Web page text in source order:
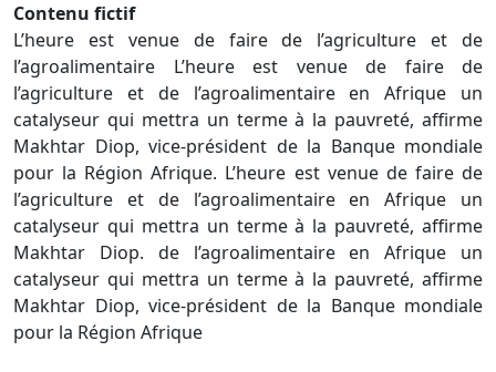
Contenu fictif
L’heure est venue de faire de l’agriculture et de
l’agroalimentaire L’heure est venue de faire de
l’agriculture et de l’agroalimentaire en Afrique un
catalyseur qui mettra un terme à la pauvreté, affirme
Makhtar Diop, vice-président de la Banque mondiale
pour la Région Afrique. L’heure est venue de faire de
l’agriculture et de l’agroalimentaire en Afrique un
catalyseur qui mettra un terme à la pauvreté, affirme
Makhtar Diop. de l’agroalimentaire en Afrique un
catalyseur qui mettra un terme à la pauvreté, affirme
Makhtar Diop, vice-président de la Banque mondiale
pour la Région Afrique